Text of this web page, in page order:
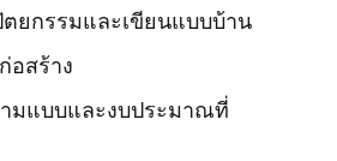
ยกรรมและเขียนแบบบ้าน
สร้าง
มแบบและงบประมาณที่